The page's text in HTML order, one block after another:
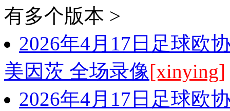
有多个版本 >
2026年4月17日足球欧
美因茨 全场录像[xinying]
2026年4月17日足球欧